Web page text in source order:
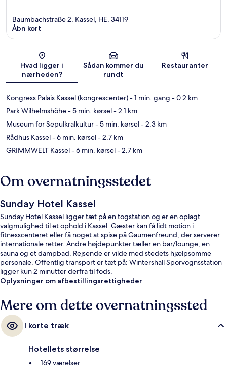
Kort
Baumbachstraße 2, Kassel, HE, 34119
Åbn kort
Hvad ligger i
nærheden?
Sådan kommer du
rundt
Restauranter
Kongress Palais Kassel (kongrescenter)- 1 min. gang - 0.2 km
Park Wilhelmshöhe- 5 min. kørsel- 2.1 km
Museum for Sepulkralkultur- 5 min. kørsel- 2.3 km
Rådhus Kassel- 6 min. kørsel- 2.7 km
GRIMMWELT Kassel- 6 min. kørsel- 2.7 km
Om overnatningsstedet
Sunday Hotel Kassel
Sunday Hotel Kassel ligger tæt på en togstation og er en oplagt
valgmulighed til et ophold i Kassel. Gæster kan få lidt motion i
fitnesscenteret eller få noget at spise på Gaumenfreund, der serverer
internationale retter. Andre højdepunkter tæller en bar/lounge, en
sauna og et dampbad. Rejsende er vilde med stedets hjælpsomme
personale. Offentlig transport er tæt på: Wintershall Sporvognsstation
ligger kun 2 minutter derfra til fods.
Oplysninger om afbestillingsrettigheder
Mere om dette overnatningssted
I korte træk
Hotellets størrelse
169 værelser